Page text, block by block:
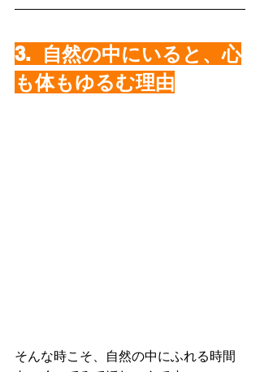
3.  自然の中にいると、心
も体もゆるむ理由
そんな時こそ、自然の中にふれる時間